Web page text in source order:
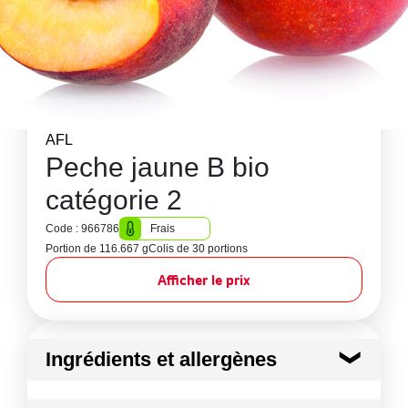
AFL
Peche jaune B bio
catégorie 2
Code : 966786
Frais
Portion de 116.667 gColis de 30 portions
Afficher le prix
Ingrédients et allergènes